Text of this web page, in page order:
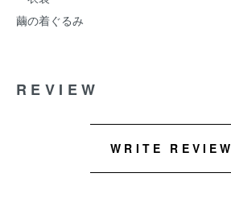
繭の着ぐるみ
REVIEW
WRITE REVIEW